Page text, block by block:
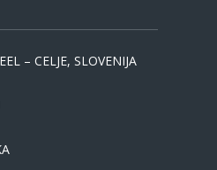
– CELJE, SLOVENIJA